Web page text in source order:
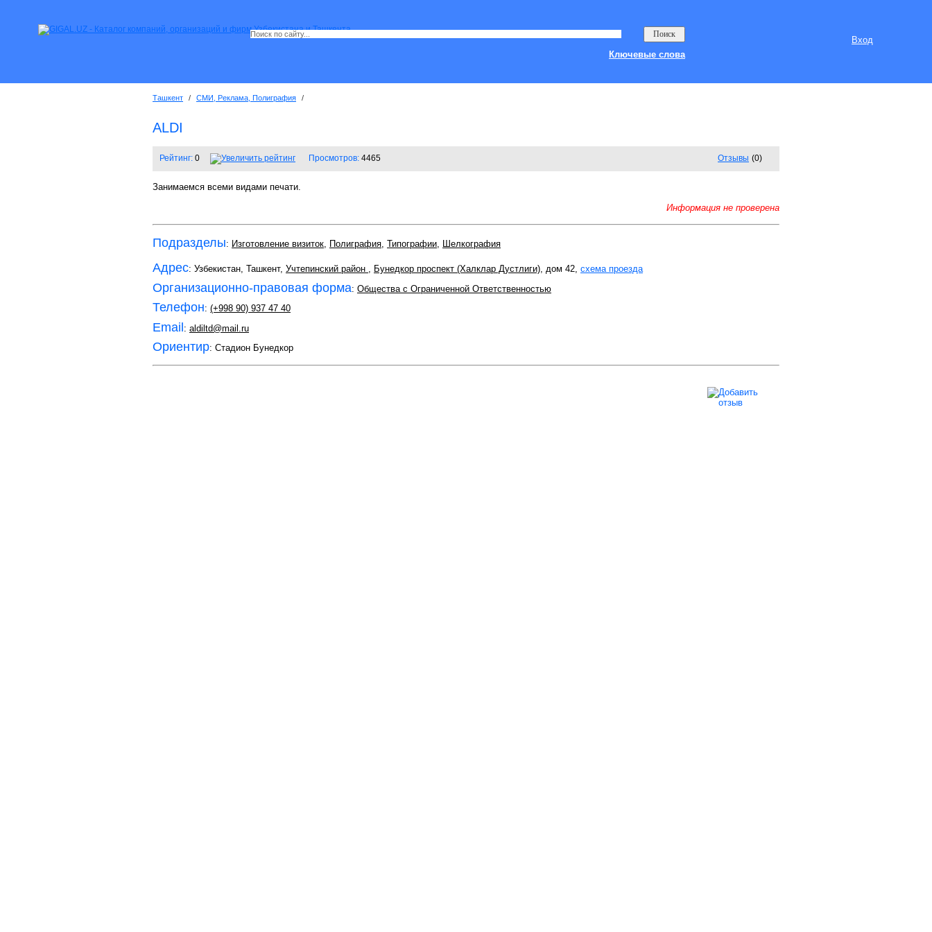
Вход
Ключевые слова
Ташкент / СМИ, Реклама, Полиграфия /
ALDI
Рейтинг: 0 Просмотров: 4465 Отзывы (0)
Занимаемся всеми видами печати.
Информация не проверена
Подразделы: Изготовление визиток, Полиграфия, Типографии, Шелкография
Адрес: Узбекистан, Ташкент, Учтепинский район , Бунедкор проспект (Халклар Дустлиги), дом 42, схема проезда
Организационно-правовая форма: Общества с Ограниченной Ответственностью
Телефон: (+998 90) 937 47 40
Email: aldiltd@mail.ru
Ориентир: Стадион Бунедкор